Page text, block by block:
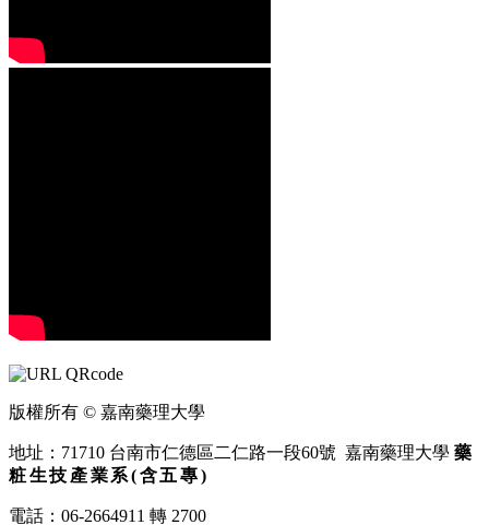
版權所有 © 嘉南藥理大學
地址：71710 台南市仁德區二仁路一段60號 嘉南藥理大學 藥
粧生技產業系(含五專)
電話：06-2664911 轉 2700